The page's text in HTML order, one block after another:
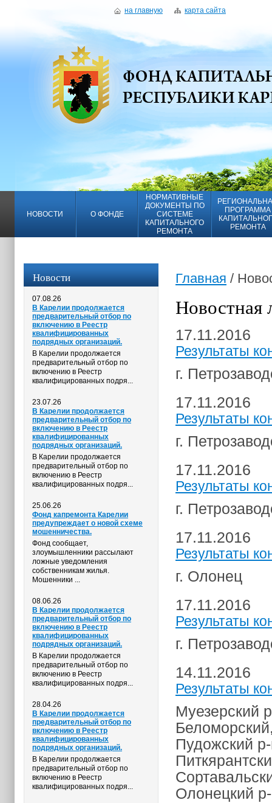
на главную карта сайта
НОВОСТИ О ФОНДЕ
НОРМАТИВНЫЕ
ДОКУМЕНТЫ ПО
СИСТЕМЕ
КАПИТАЛЬНОГО
РЕМОНТА
ПРОГРАММА
РЕМОНТА
Новости
07.08.26
В Карелии продолжается
предварительный отбор по
включению в Реестр
квалифицированных
подрядных организаций.
В Карелии продолжается
предварительный отбор по
включению в Реестр
квалифицированных подря...
23.07.26
В Карелии продолжается
предварительный отбор по
включению в Реестр
квалифицированных
подрядных организаций.
В Карелии продолжается
предварительный отбор по
включению в Реестр
квалифицированных подря...
25.06.26
Фонд капремонта Карелии
предупреждает о новой схеме
мошенничества.
Фонд сообщает,
злоумышленники рассылают
ложные уведомления
собственникам жилья.
Мошенники ...
08.06.26
В Карелии продолжается
предварительный отбор по
включению в Реестр
квалифицированных
подрядных организаций.
В Карелии продолжается
предварительный отбор по
включению в Реестр
квалифицированных подря...
28.04.26
В Карелии продолжается
предварительный отбор по
включению в Реестр
квалифицированных
подрядных организаций.
В Карелии продолжается
предварительный отбор по
включению в Реестр
квалифицированных подря...
Главная /
Новостная
17.11.2016
Результаты
г.
17.11.2016
Результаты
г.
17.11.2016
Результаты
г.
17.11.2016
Результаты
г. Олонец
17.11.2016
Результаты
г.
14.11.2016
Результаты
Муезерский
Пудожский
Олонецкий